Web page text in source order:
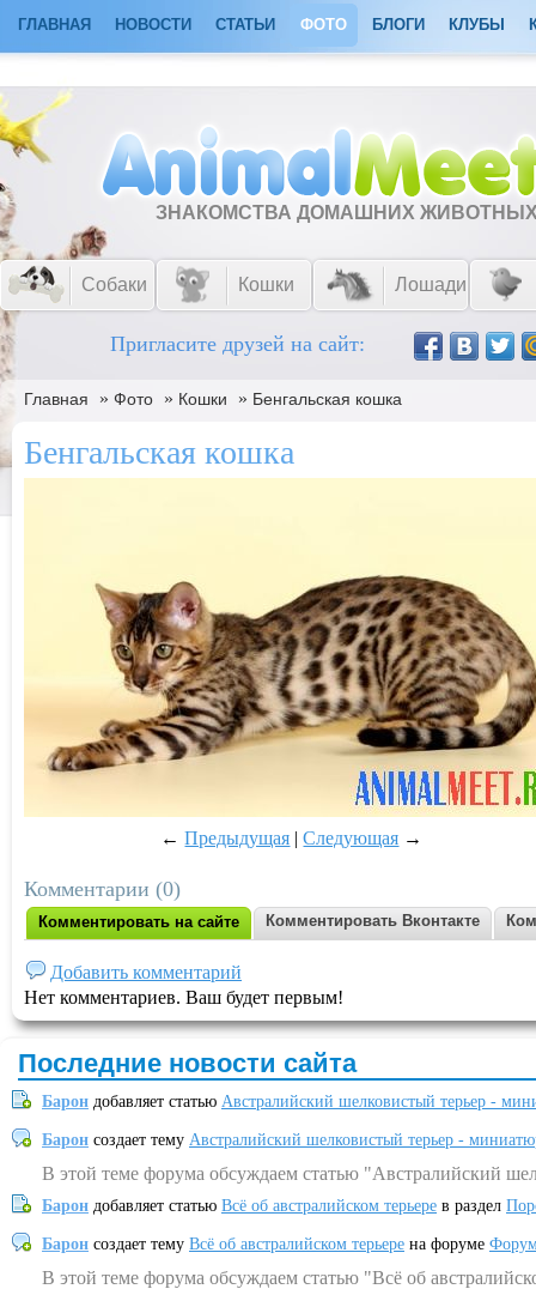
ГЛАВНАЯ НОВОСТИ СТАТЬИ ФОТО БЛОГИ КЛУБЫ
ЗНАКОМСТВА ДОМАШНИХ
Собаки Кошки Лошади
Пригласите друзей на сайт:
Главная » Фото » Кошки » Бенгальская кошка
Бенгальская кошка
←Предыдущая |Следующая →
Комментарии (0)
Комментировать на сайте Комментировать Вконтакте
Добавить комментарий
Нет комментариев. Ваш будет первым!
Последние новости сайта
Барон добавляет статью Австралийский шелковистый терьер -
Барон создает тему Австралийский шелковистый терьер -
В этой теме форума обсуждаем статью "Австралийский
Барон добавляет статью Всё об австралийском терьере в раздел
Барон создает тему Всё об австралийском терьере на форуме
В этой теме форума обсуждаем статью "Всё об